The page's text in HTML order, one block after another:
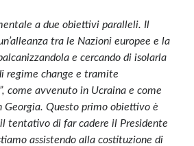
a due obiettivi paralleli. Il
tra le Nazioni europee e la
e cercando di isolarla
regime change e tramite
come avvenuto in Ucraina e come
Georgia. Questo primo obiettivo è
tentativo di far cadere il Presidente
assistendo alla costituzione di